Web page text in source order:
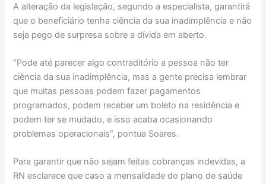
A alteração da legislação, segundo a especialista, garantirá
que o beneficiário tenha ciência da sua inadimplência e não
seja pego de surpresa sobre a dívida em aberto.
“Pode até parecer algo contraditório a pessoa não ter
ciência da sua inadimplência, mas a gente precisa lembrar
que muitas pessoas podem fazer pagamentos
programados, podem receber um boleto na residência e
podem ter se mudado, e isso acaba ocasionando
problemas operacionais”, pontua Soares.
Para garantir que não sejam feitas cobranças indevidas, a
RN esclarece que caso a mensalidade do plano de saúde